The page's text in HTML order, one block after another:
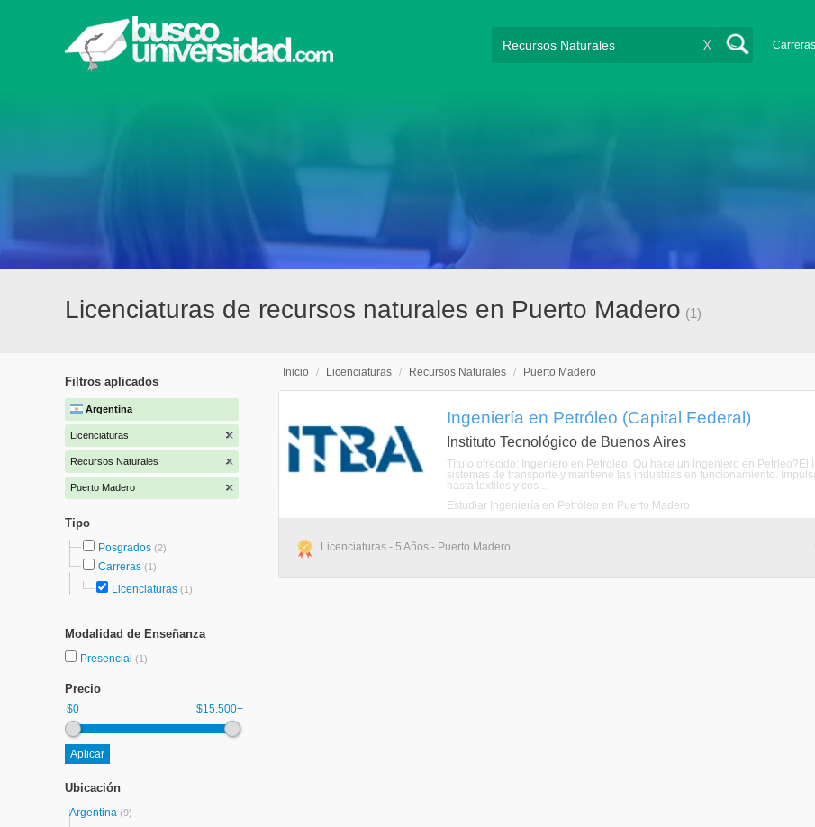
Carreras
X
Licenciaturas de recursos naturales en Puerto Madero (1)
Filtros aplicados
Argentina
Licenciaturas
Recursos Naturales
Puerto Madero
Tipo
Posgrados (2)
Carreras (1)
Licenciaturas (1)
Modalidad de Enseñanza
Presencial (1)
Precio
$0 $15.500+
Ubicación
Argentina (9)
Inicio / Licenciaturas / Recursos Naturales / Puerto Madero
Ingeniería en Petróleo (Capital Federal)
Instituto Tecnológico de Buenos Aires
Título ofrecido: Ingeniero en Petróleo. Qu hace un Ingeniero en
sistemas de transporte y mantiene las industrias en funcionamiento.
hasta textiles y cos ...
Estudiar Ingeniería en Petróleo en Puerto Madero
Licenciaturas - 5 Años - Puerto Madero